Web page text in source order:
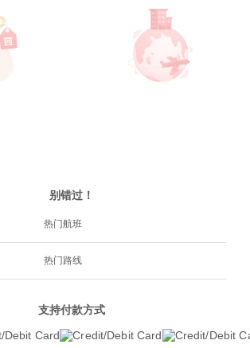
别错过！
热门航班
热门路线
支持付款方式